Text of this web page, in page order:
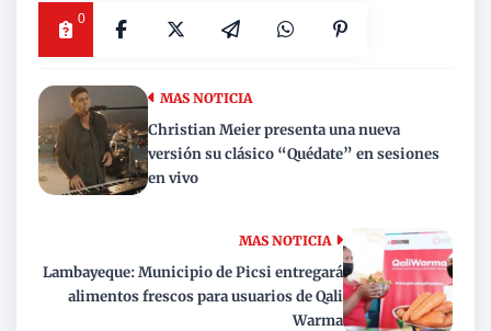
0
MAS NOTICIA
Lambayeque: Municipio de Picsi entregará
alimentos frescos para usuarios de Qali
Warma
MAS NOTICIA
Christian Meier presenta una nueva
versión su clásico “Quédate” en sesiones
en vivo